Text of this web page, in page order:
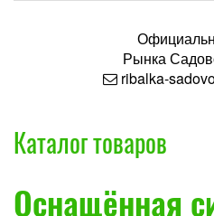
Рынка
ribalka-
Каталог товаров
Оснащённая